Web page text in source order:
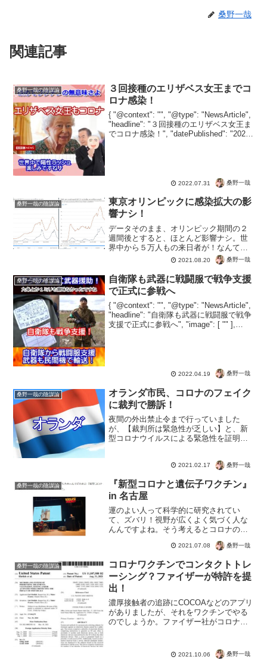
桑野一哉
関連記事
桑野一哉の陰謀論
３回接種のエリザベス女王までコ
ロナ感染！
{ "@context": "", "@type": "NewsArticle",
"headline": "３回接種のエリザベス女王ま
でコロナ感染！", "datePublished": "2022-
2022.07.31 桑野一哉
桑野一哉の陰謀論
東京オリンピックに感染拡大の影
響ナシ！
データそのまま、オリンピック期間の２
週間後とすると、ほとんど影響ナシ。世
界中から５万人もの来日者が！なんて割
りには、人流は感染には関係ないという
ことでしょうね。しかもこれ、世界トレ
ンドというオチｗ世界トレンドっての
は、今は日本でも感染者ガー...
2021.08.20 桑野一哉
桑野一哉の陰謀論
自衛隊も武器に戦闘服で戦争支援
で正式に参戦へ
{ "@context": "", "@type": "NewsArticle",
"headline": "自衛隊も武器に戦闘服で戦争
支援で正式に参戦へ", "image": [ "" ],
2022.04.19 桑野一哉
桑野一哉の陰謀論
オランダ市民、コロナのフェイク
に裁判で勝訴！
夜間の外出禁止令まで行っていました
が、【裁判所は緊急性が乏しい】と、新
型コロナウイルスによる緊急性を証明で
マスクの効果がないことを示したRCT研
2021.02.17 桑野一哉
桑野一哉の陰謀論
『新型コロナと遺伝子ワクチン』
in 名古屋
運のよい人って科学的に研究されてい
て、ズバリ！視野が広くよく気づく人な
んんですよね。そう考えるとコロナの茶
番にツッコミを入れて爆笑している人た
ちって、運が良い人生を歩む人なんでし
ょう。そしてなにより、こんなご時世で
も爆笑するという。笑わせて...
2021.07.08 桑野一哉
桑野一哉の陰謀論
コロナワクチンでコンタクトトレ
ーシング？ファイザーが特許を提
出！
濃厚接触者の追跡にCOCOAなどのアプリ
がありましたが、それをワクチンでやる
のでしょうか。ファイザー社がコロナワ
酸化グラフェン・・・COCOAなどのアプ
リでは、ブルート...
2021.10.06 桑野一哉